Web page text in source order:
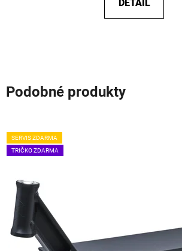
DETAIL
Podobné produkty
SERVIS ZDARMA
TRIČKO ZDARMA